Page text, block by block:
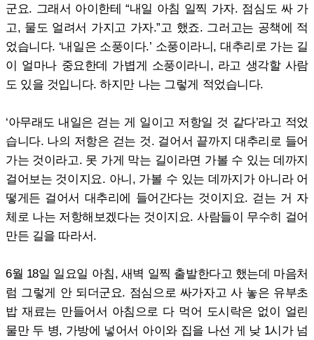
군요. 그래서 아이한테 “내일 아침 일찍 가자. 점심도 싸 가
고, 물도 얼려서 가지고 가자.”고 했죠. 그러고는 공책에 적
었습니다. ‘내일은 소풍이다.’ 소풍이라니, 대추리로 가는 길
이 얼마나 중요한데 가볍게 소풍이라니, 라고 생각할 사람
도 있을 것입니다. 하지만 나는 그렇게 적었습니다.
‘아무래도 내일은 걷는 게 일이고 저항일 것 같다’라고 적었
습니다. 나의 저항은 걷는 것. 걸어서 끝까지 대추리로 들어
가는 것이라고. 못 가게 막는 길이라면 가볼 수 있는 데까지
걸어보는 것이지요. 아니, 가볼 수 있는 데까지가 아니라 어
떻게든 걸어서 대추리에 들어간다는 것이지요. 걷는 거 자
체로 나는 저항해보겠다는 것이지요. 사람들이 무수히 걸어
만든 길을 따라서.
6월 18일 일요일 아침, 새벽 일찍 출발한다고 했는데 마음처
럼 그렇게 안 되더군요. 점심으로 싸가자고 사 놓은 유부초
밥 재료는 만들어서 아침으로 다 먹어 도시락은 없이 얼린
물만 두 병, 가방에 넣어서 아이와 집을 나선 게 낮 1시가 넘